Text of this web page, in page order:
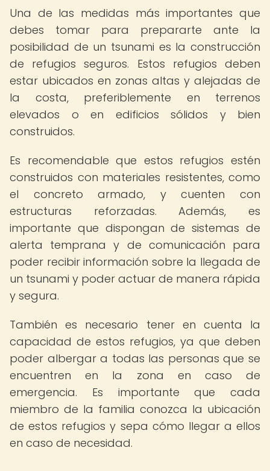
Una de las medidas más importantes que
debes tomar para prepararte ante la
posibilidad de un tsunami es la construcción
de refugios seguros. Estos refugios deben
estar ubicados en zonas altas y alejadas de
la costa, preferiblemente en terrenos
elevados o en edificios sólidos y bien
construidos.
Es recomendable que estos refugios estén
construidos con materiales resistentes, como
el concreto armado, y cuenten con
estructuras reforzadas. Además, es
importante que dispongan de sistemas de
alerta temprana y de comunicación para
poder recibir información sobre la llegada de
un tsunami y poder actuar de manera rápida
y segura.
También es necesario tener en cuenta la
capacidad de estos refugios, ya que deben
poder albergar a todas las personas que se
encuentren en la zona en caso de
emergencia. Es importante que cada
miembro de la familia conozca la ubicación
de estos refugios y sepa cómo llegar a ellos
en caso de necesidad.